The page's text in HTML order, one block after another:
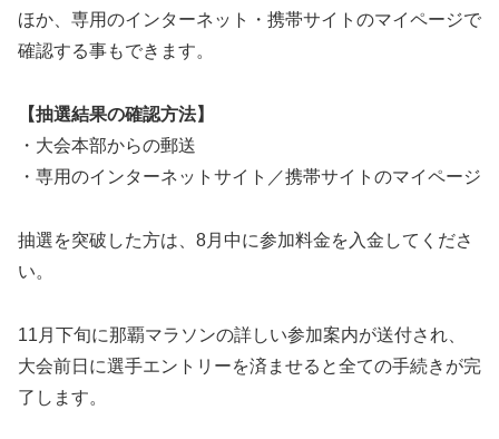
ほか、専用のインターネット・携帯サイトのマイページで
確認する事もできます。
【抽選結果の確認方法】
・大会本部からの郵送
・専用のインターネットサイト／携帯サイトのマイページ
抽選を突破した方は、8月中に参加料金を入金してくださ
い。
11月下旬に那覇マラソンの詳しい参加案内が送付され、
大会前日に選手エントリーを済ませると全ての手続きが完
了します。